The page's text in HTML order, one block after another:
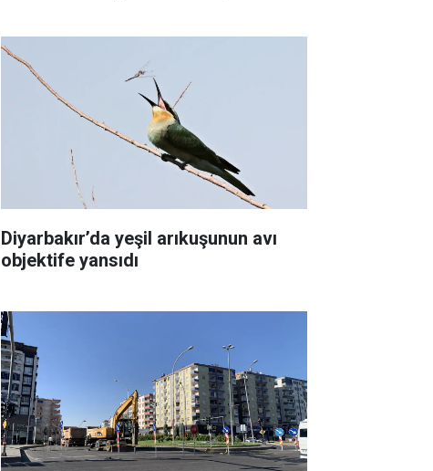
Diyarbakır’da yeşil arıkuşunun avı
objektife yansıdı